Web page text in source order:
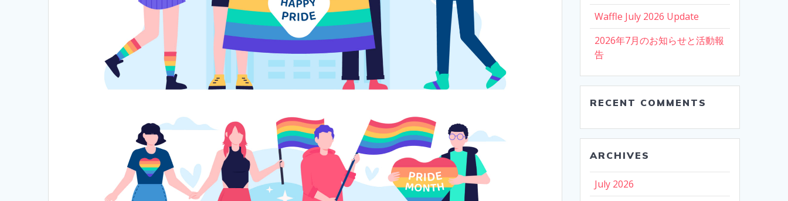
Waffle July 2026 Update
2026年7月のお知らせと活動報
告
RECENT COMMENTS
ARCHIVES
July 2026